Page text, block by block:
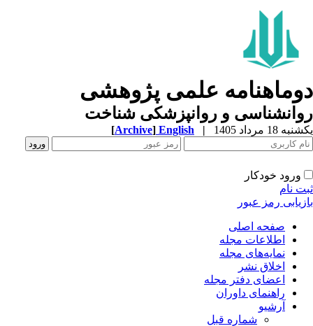
علمی پژوهشی
و روانپزشکی شناخت
18 مرداد 1405 |
English
[Archive]
ورود خودکار
نام
رمز عبور
صفحه اصلی
اطلاعات مجله
نمایه‌های مجله
اخلاق نشر
اعضای دفتر مجله
راهنمای داوران
آرشیو
شماره قبل